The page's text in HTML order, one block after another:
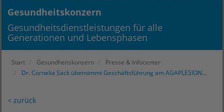
Gesundheitskonzern
Gesundheitsdienstleistungen für alle
Generationen und Lebensphasen
Start Gesundheitskonzern
Presse & Infocenter
Dr. Cornelia Sack übernimmt Geschäftsführung am AGAPLESION…
< zurück